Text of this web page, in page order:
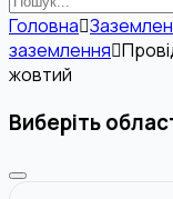
Головна
заземлення
жовтий
Виберіть